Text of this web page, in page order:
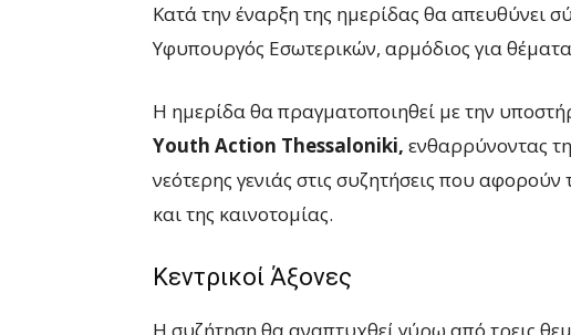
Κατά την έναρξη της ημερίδας θα απευθύνει
Υφυπουργός Εσωτερικών, αρμόδιος για
Η ημερίδα θα πραγματοποιηθεί με την
Youth Action Thessaloniki, ενθαρρύνοντας
νεότερης γενιάς στις συζητήσεις που αφορούν
και της καινοτομίας.
Κεντρικοί Άξονες